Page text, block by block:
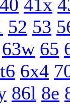
40 41x
52 53
63w 65
6x4
86l 8e